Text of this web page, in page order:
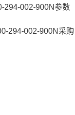
294-002-900N参数
294-002-900N采购